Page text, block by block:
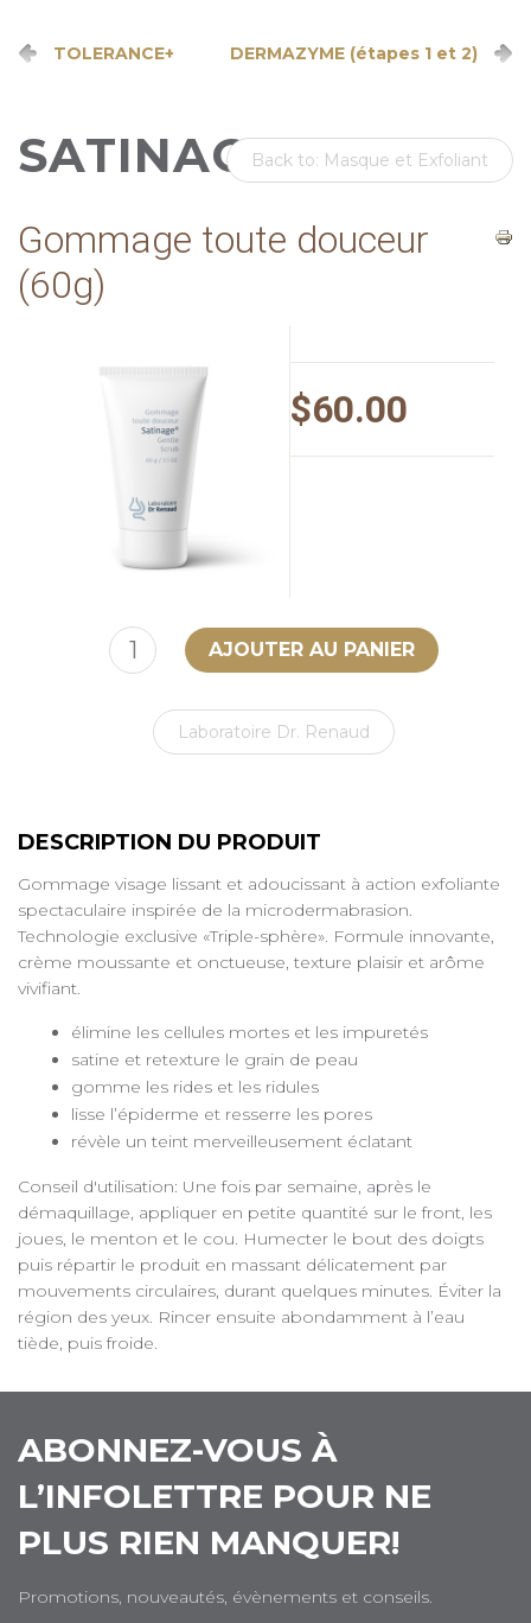
TOLERANCE+ DERMAZYME (étapes 1 et 2)
Back to: Masque et Exfoliant
SATINAGE
Gommage toute douceur
(60g)
$60.00
Laboratoire Dr. Renaud
DESCRIPTION DU PRODUIT
Gommage visage lissant et adoucissant à action exfoliante
spectaculaire inspirée de la microdermabrasion.
Technologie exclusive «Triple-sphère». Formule innovante,
crème moussante et onctueuse, texture plaisir et arôme
vivifiant.
élimine les cellules mortes et les impuretés
satine et retexture le grain de peau
gomme les rides et les ridules
lisse l’épiderme et resserre les pores
révèle un teint merveilleusement éclatant
Conseil d'utilisation: Une fois par semaine, après le
démaquillage, appliquer en petite quantité sur le front, les
joues, le menton et le cou. Humecter le bout des doigts
puis répartir le produit en massant délicatement par
mouvements circulaires, durant quelques minutes. Éviter la
région des yeux. Rincer ensuite abondamment à l’eau
tiède, puis froide.
ABONNEZ-VOUS À
L’INFOLETTRE POUR NE
PLUS RIEN MANQUER!
Promotions, nouveautés, évènements et conseils.